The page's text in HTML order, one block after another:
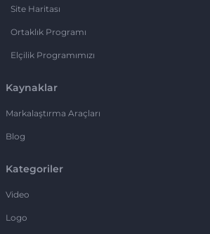
Site Haritası
Ortaklık Programı
Elçilik Programımızı
Kaynaklar
Markalaştırma Araçları
Blog
Kategoriler
Video
Logo